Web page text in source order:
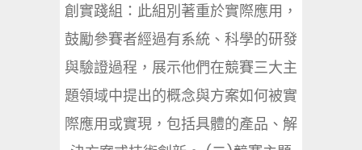
創實踐組：此組別著重於實際應用，
鼓勵參賽者經過有系統、科學的研發
與驗證過程，展示他們在競賽三大主
題領域中提出的概念與方案如何被實
際應用或實現，包括具體的產品、解